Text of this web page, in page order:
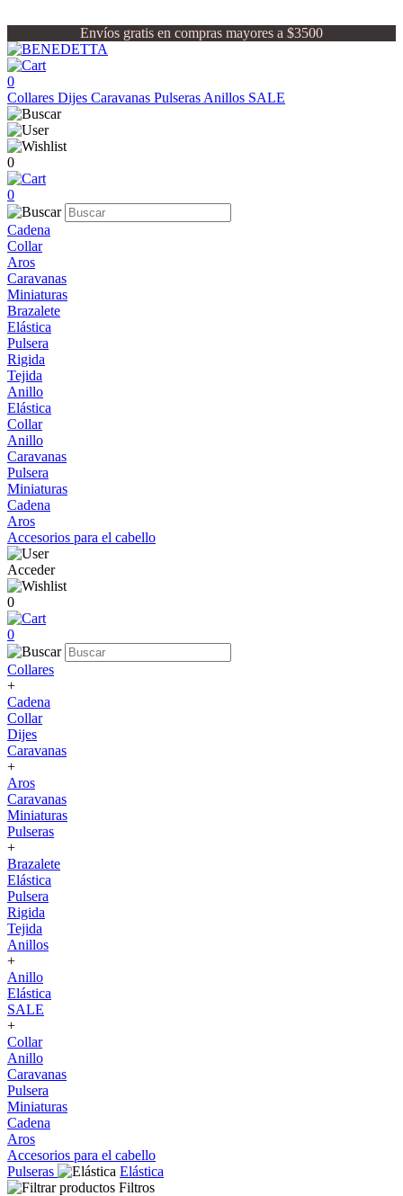
Envíos gratis en compras mayores a $3500
0
Collares Dijes Caravanas Pulseras Anillos SALE
0
0
Cadena
Collar
Aros
Caravanas
Miniaturas
Brazalete
Elástica
Pulsera
Rigida
Tejida
Anillo
Elástica
Collar
Anillo
Caravanas
Pulsera
Miniaturas
Cadena
Aros
Accesorios para el cabello
Acceder
0
0
Collares
+
Cadena
Collar
Dijes
Caravanas
+
Aros
Caravanas
Miniaturas
Pulseras
+
Brazalete
Elástica
Pulsera
Rigida
Tejida
Anillos
+
Anillo
Elástica
SALE
+
Collar
Anillo
Caravanas
Pulsera
Miniaturas
Cadena
Aros
Accesorios para el cabello
Pulseras
Elástica
Filtros